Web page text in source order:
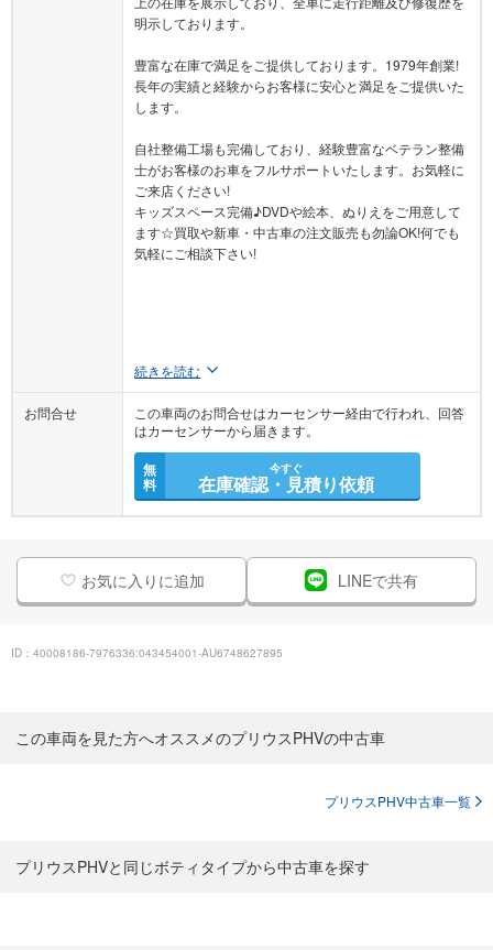
豊富な在庫で満足をご提供しております。1979年創業!
します。
自社整備工場も完備しており、経験豊富なベテラン整備
ご来店ください!
キッズスペース完備♪DVDや絵本、ぬりえをご用意して
ます☆買取や新車・中古車の注文販売も勿論OK!何でも
気軽にご相談下さい!
この車両のお問合せはカーセンサー経由で行われ、回答
はカーセンサーから届きます。
無
料
今すぐ
在庫確認・見積り依頼